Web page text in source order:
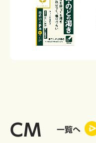
CM 一覧へ